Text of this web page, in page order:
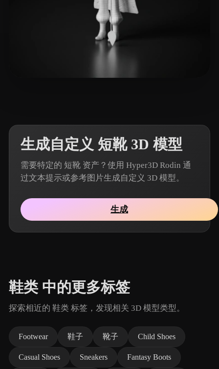
生成自定义 短靴 3D 模型
需要特定的 短靴 资产？使用 Hyper3D Rodin 通
过文本提示或参考图片生成自定义 3D 模型。
生成
鞋类 中的更多标签
探索相近的 鞋类 标签，发现相关 3D 模型类型。
Footwear 鞋子 靴子 Child Shoes
Casual Shoes Sneakers Fantasy Boots